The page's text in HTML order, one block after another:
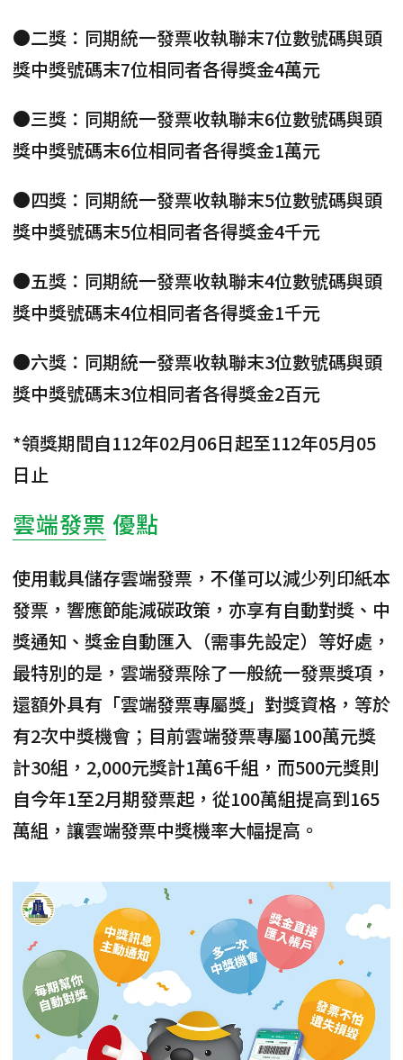
●二獎：同期統一發票收執聯末7位數號碼與頭
獎中獎號碼末7位相同者各得獎金4萬元
●三獎：同期統一發票收執聯末6位數號碼與頭
獎中獎號碼末6位相同者各得獎金1萬元
●四獎：同期統一發票收執聯末5位數號碼與頭
獎中獎號碼末5位相同者各得獎金4千元
●五獎：同期統一發票收執聯末4位數號碼與頭
獎中獎號碼末4位相同者各得獎金1千元
●六獎：同期統一發票收執聯末3位數號碼與頭
獎中獎號碼末3位相同者各得獎金2百元
*領獎期間自112年02月06日起至112年05月05
日止
雲端發票 優點
使用載具儲存雲端發票，不僅可以減少列印紙本
發票 ，響應節能減碳政策，亦享有自動對獎、中
獎通知、獎金自動匯入 （需事先設定）等好處，
最特別的是，雲端發票除了一般統一發票獎項，
還額外具有「雲端發票專屬獎」對獎資格， 等於
有2次中獎機會 ；目前雲端發票專屬100萬元獎
計30組，2,000元獎計1萬6千組，而500元獎則
自今年1至2月期發票起，從100萬組提高到165
萬組，讓雲端發票中獎機率大幅提高。